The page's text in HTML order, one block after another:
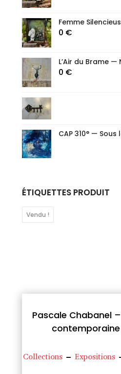
Femme
0 €
L’Air du Brame —
0 €
CAP 310° — Sous
ÉTIQUETTES PRODUIT
Vendu !
Pascale Chabanel
Collections –Expositions